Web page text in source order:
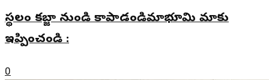
స్థలం కబ్జా నుండి కాపాడండిమాభూమి మాకు
ఇప్పించండి :
0